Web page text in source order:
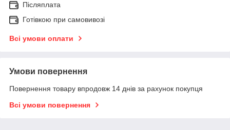
Післяплата
Готівкою при самовивозі
Всі умови оплати
Умови повернення
Повернення товару впродовж 14 днів за рахунок покупця
Всі умови повернення